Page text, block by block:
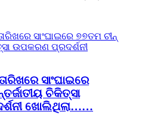
ସାଂଘାଇରେ
ଚିକିତ୍ସା
ଖୋଲିଥିଲା……